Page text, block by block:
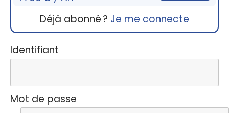
Déjà abonné ? Je me connecte
Identifiant
Mot de passe